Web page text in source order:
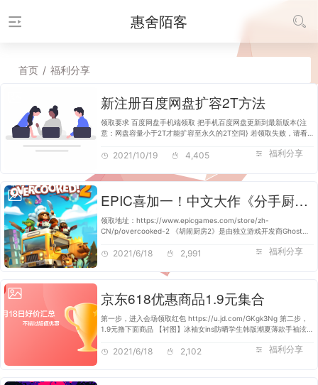
惠舍陌客
首页 / 福利分享
新注册百度网盘扩容2T方法
领取要求 百度网盘手机端领取 把手机百度网盘更新到最新版本{注
意：网盘容量小于2T才能扩容至永久的2T空间} 若领取失败，请看
一链接领取，直至成功为止…
福利分享
2021/10/19 4,405
EPIC喜加一！中文大作《分手厨房2》限时免费！
领取地址：https://www.epicgames.com/store/zh-
CN/p/overcooked-2 《胡闹厨房2》是由独立游戏开发商Ghost
会面临各种全新场景和刁钻客人的新挑战。 游…
福利分享
2021/6/18 2,991
京东618优惠商品1.9元集合
第一步，进入会场领取红包 https://u.jd.com/GKgk3Ng 第二步，
1.9元撸下面商品 【衬图】冰袖女ins防晒学生韩版潮夏薄款手袖泫雅
【京喜618特供】【俞…
福利分享
2021/6/18 2,102